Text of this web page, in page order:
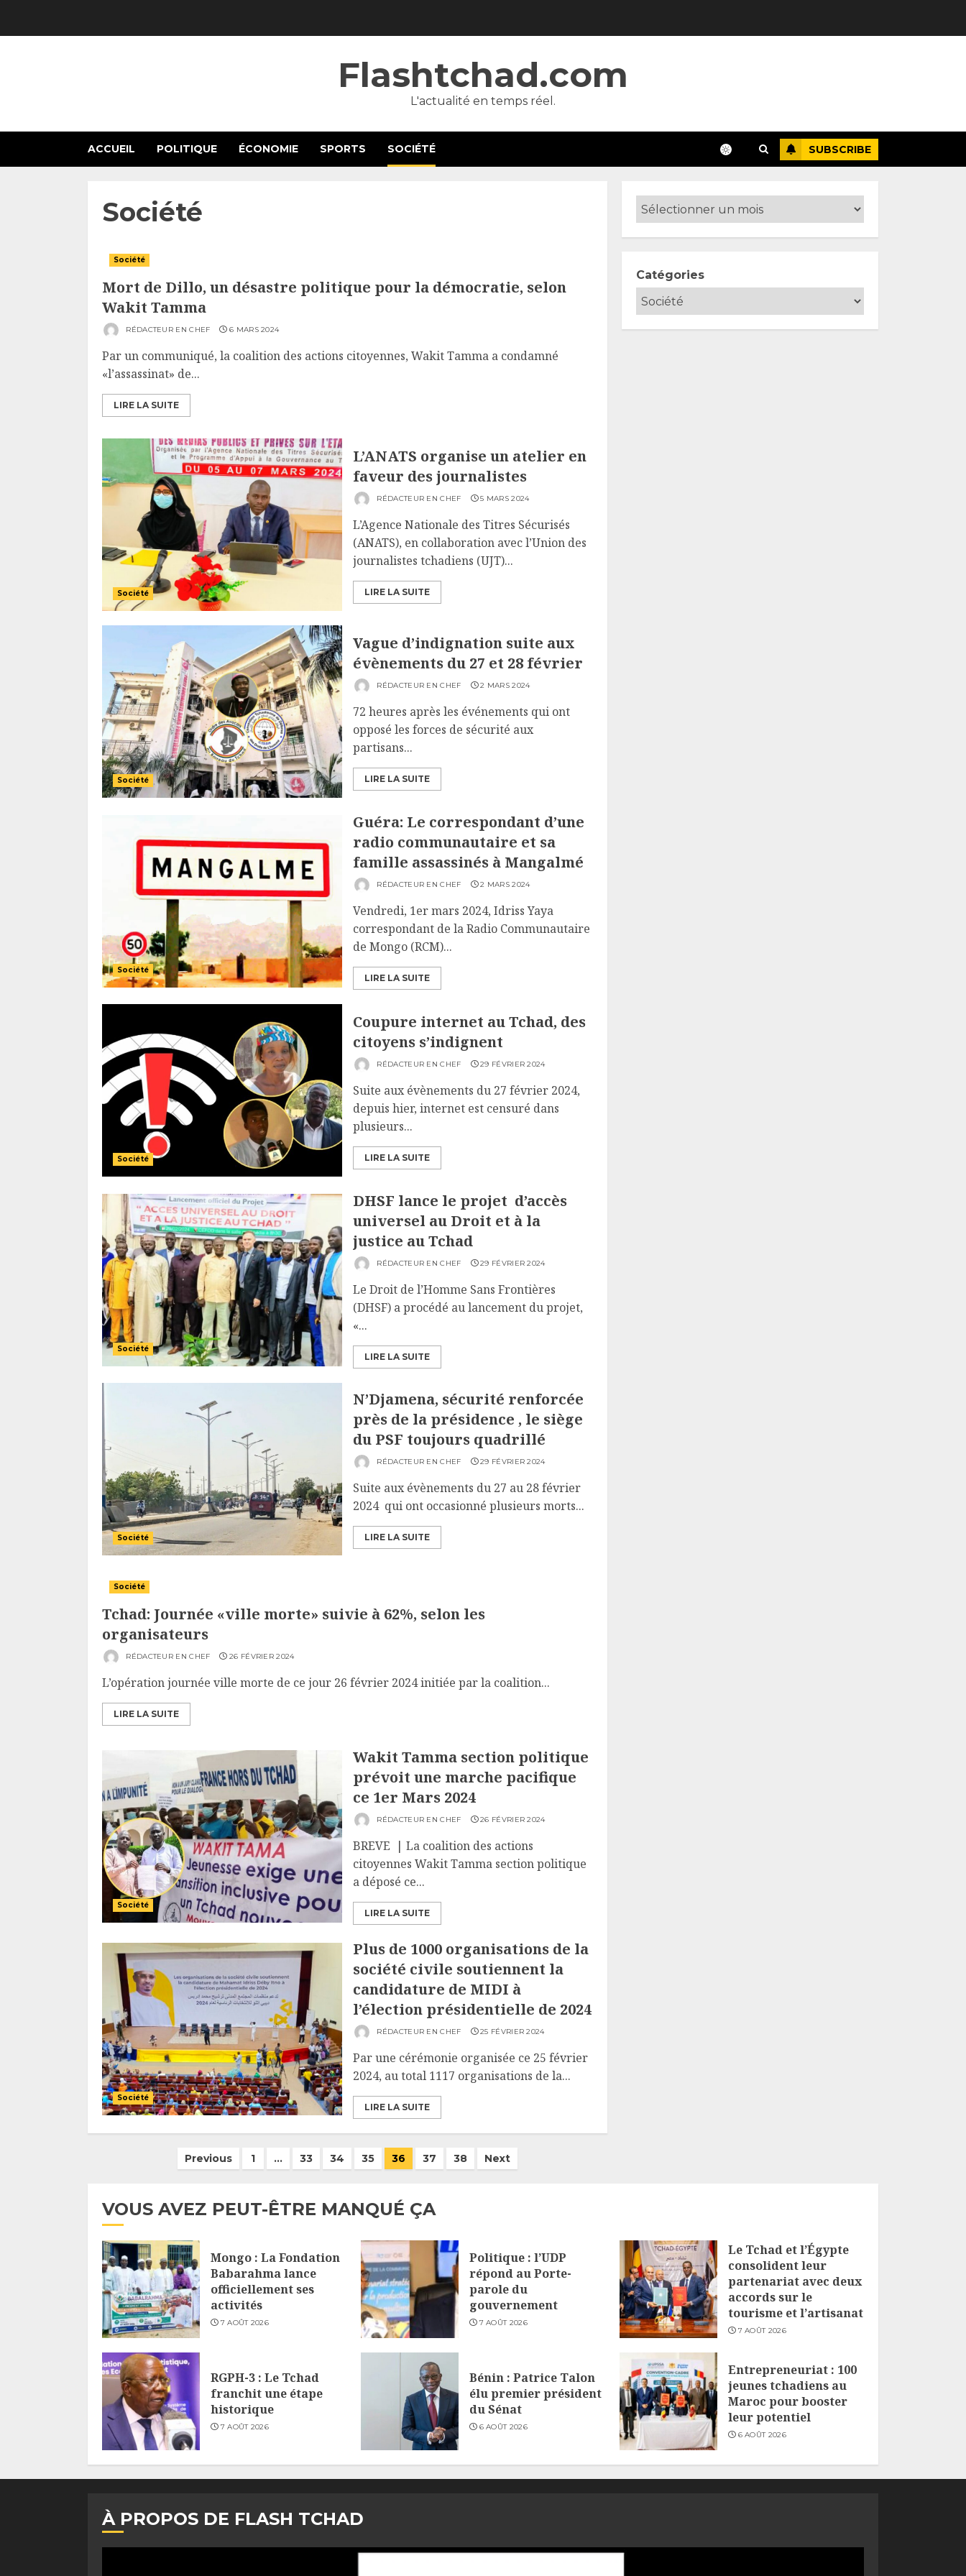
Flashtchad.com
L'actualité en temps réel.
ACCUEIL POLITIQUE ÉCONOMIE SPORTS SOCIÉTÉ SUBSCRIBE
Société
Société
Mort de Dillo, un désastre politique pour la démocratie, selon
Wakit Tamma
RÉDACTEUR EN CHEF 6 MARS 2024
Par un communiqué, la coalition des actions citoyennes, Wakit Tamma a condamné
«l’assassinat» de...
LIRE LA SUITE
Société
L’ANATS organise un atelier en
faveur des journalistes
RÉDACTEUR EN CHEF 5 MARS 2024
L’Agence Nationale des Titres Sécurisés
(ANATS), en collaboration avec l’Union des
journalistes tchadiens (UJT)...
LIRE LA SUITE
Société
Vague d’indignation suite aux
évènements du 27 et 28 février
RÉDACTEUR EN CHEF 2 MARS 2024
72 heures après les événements qui ont
opposé les forces de sécurité aux
partisans...
LIRE LA SUITE
Société
Guéra: Le correspondant d’une
radio communautaire et sa
famille assassinés à Mangalmé
RÉDACTEUR EN CHEF 2 MARS 2024
Vendredi, 1er mars 2024, Idriss Yaya
correspondant de la Radio Communautaire
de Mongo (RCM)...
LIRE LA SUITE
Société
Coupure internet au Tchad, des
citoyens s’indignent
RÉDACTEUR EN CHEF 29 FÉVRIER 2024
Suite aux évènements du 27 février 2024,
depuis hier, internet est censuré dans
plusieurs...
LIRE LA SUITE
Société
DHSF lance le projet d’accès
universel au Droit et à la
justice au Tchad
RÉDACTEUR EN CHEF 29 FÉVRIER 2024
Le Droit de l’Homme Sans Frontières
(DHSF) a procédé au lancement du projet,
«...
LIRE LA SUITE
Société
N’Djamena, sécurité renforcée
près de la présidence , le siège
du PSF toujours quadrillé
RÉDACTEUR EN CHEF 29 FÉVRIER 2024
Suite aux évènements du 27 au 28 février
2024 qui ont occasionné plusieurs morts...
LIRE LA SUITE
Société
Tchad: Journée «ville morte» suivie à 62%, selon les
organisateurs
RÉDACTEUR EN CHEF 26 FÉVRIER 2024
L’opération journée ville morte de ce jour 26 février 2024 initiée par la coalition...
LIRE LA SUITE
Société
Wakit Tamma section politique
prévoit une marche pacifique
ce 1er Mars 2024
RÉDACTEUR EN CHEF 26 FÉVRIER 2024
BREVE | La coalition des actions
citoyennes Wakit Tamma section politique
a déposé ce...
LIRE LA SUITE
Société
Plus de 1000 organisations de la
société civile soutiennent la
candidature de MIDI à
l’élection présidentielle de 2024
RÉDACTEUR EN CHEF 25 FÉVRIER 2024
Par une cérémonie organisée ce 25 février
2024, au total 1117 organisations de la...
LIRE LA SUITE
Pagination
publications
Previous 1 … 33 34 35 36 37 38 Next
Catégories
VOUS AVEZ PEUT-ÊTRE MANQUÉ ÇA
Mongo : La Fondation
Babarahma lance
officiellement ses
activités
7 AOÛT 2026
Politique : l’UDP
répond au Porte-
parole du
gouvernement
7 AOÛT 2026
Le Tchad et l’Égypte
consolident leur
partenariat avec deux
accords sur le
tourisme et l’artisanat
7 AOÛT 2026
RGPH-3 : Le Tchad
franchit une étape
historique
7 AOÛT 2026
Bénin : Patrice Talon
élu premier président
du Sénat
6 AOÛT 2026
Entrepreneuriat : 100
jeunes tchadiens au
Maroc pour booster
leur potentiel
6 AOÛT 2026
À PROPOS DE FLASH TCHAD